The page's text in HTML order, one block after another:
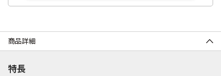
商品詳細
特長